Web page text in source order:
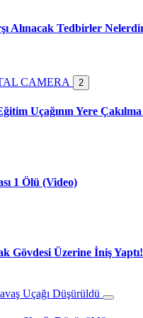
Alınacak Tedbirler
2
Uçağının Yere
1 Ölü (Video)
Gövdesi Üzerine İniş Yaptı!